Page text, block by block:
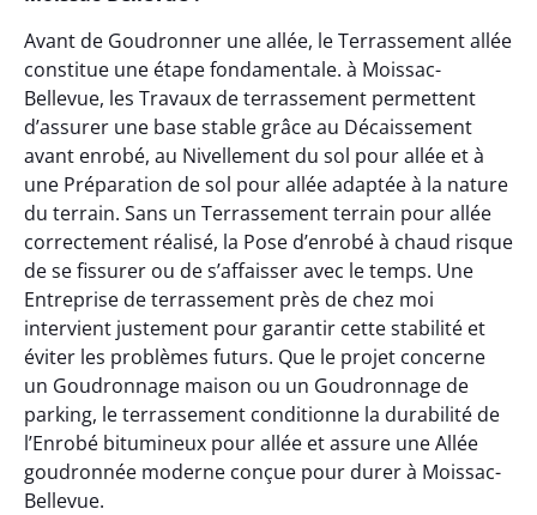
Avant de Goudronner une allée, le Terrassement allée
constitue une étape fondamentale. à Moissac-
Bellevue, les Travaux de terrassement permettent
d’assurer une base stable grâce au Décaissement
avant enrobé, au Nivellement du sol pour allée et à
une Préparation de sol pour allée adaptée à la nature
du terrain. Sans un Terrassement terrain pour allée
correctement réalisé, la Pose d’enrobé à chaud risque
de se fissurer ou de s’affaisser avec le temps. Une
Entreprise de terrassement près de chez moi
intervient justement pour garantir cette stabilité et
éviter les problèmes futurs. Que le projet concerne
un Goudronnage maison ou un Goudronnage de
parking, le terrassement conditionne la durabilité de
l’Enrobé bitumineux pour allée et assure une Allée
goudronnée moderne conçue pour durer à Moissac-
Bellevue.